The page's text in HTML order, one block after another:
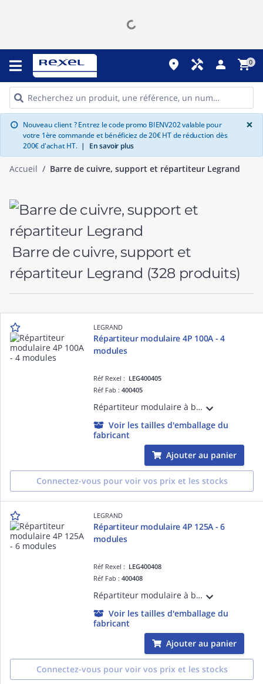
place handyman person shopping_cart0
info Nouveau client ? Entrez le code promo BIENV202 valable pour
votre 1ère commande et bénéficiez de 20€ HT de réduction dès
200€ d'achat HT. | En savoir plus
×
Accueil Barre de cuivre, support et répartiteur Legrand
Barre de cuivre, support et
répartiteur Legrand (328 produits)
LEGRAND
Répartiteur modulaire 4P 100A - 4
modules
Réf Rexel : LEG400405
Réf Fab :400405
Répartiteur modulaire à barreaux étagés tétrapolaire 100A 1 arrivée 10mm² à 25mm² en conducteur rigide ou 6mm² à 16mm² en conducteur souple avec ou sans embout et 6 départs - 4 modules
Voir les tailles d'emballage du
fabricant
Ajouter au panier
Connectez-vous pour voir vos prix et les stocks
LEGRAND
Répartiteur modulaire 4P 125A - 6
modules
Réf Rexel : LEG400408
Réf Fab :400408
Répartiteur modulaire à barreaux étagés tétrapolaire 125A 1 arrivée 10mm² à 35mm² en conducteur rigide ou 6mm² à 25mm² en conducteur souple avec ou sans embout et 10 départs - 6 modules
Voir les tailles d'emballage du
fabricant
Ajouter au panier
Connectez-vous pour voir vos prix et les stocks